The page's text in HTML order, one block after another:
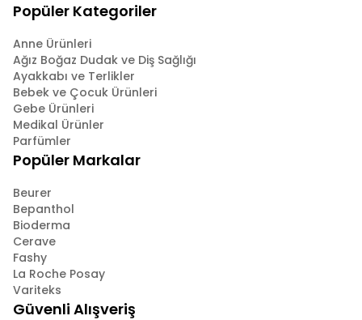
Popüler Kategoriler
Anne Ürünleri
Ağız Boğaz Dudak ve Diş Sağlığı
Ayakkabı ve Terlikler
Bebek ve Çocuk Ürünleri
Gebe Ürünleri
Medikal Ürünler
Parfümler
Popüler Markalar
Beurer
Bepanthol
Bioderma
Cerave
Fashy
La Roche Posay
Variteks
Güvenli Alışveriş